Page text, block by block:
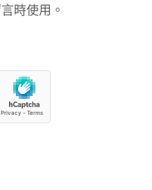
時使用。